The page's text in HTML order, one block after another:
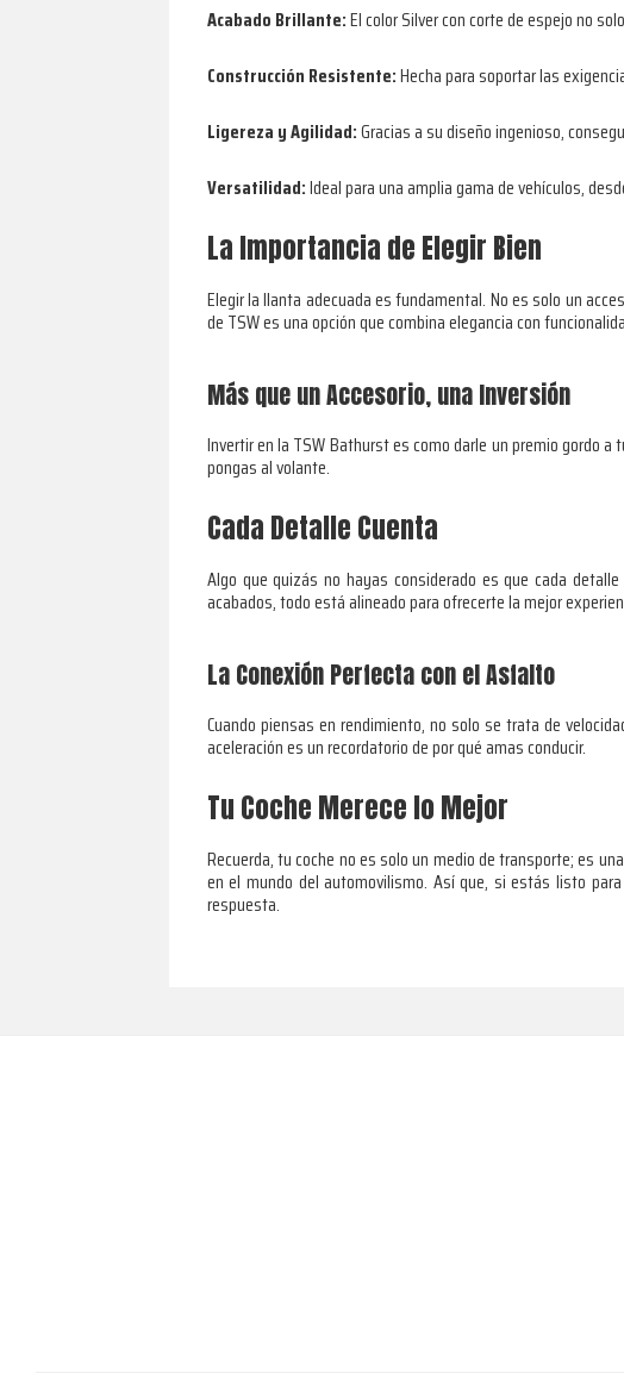
Acabado Brillante:El color Silver con corte de espejo no
Construcción Resistente:Hecha para soportar las
Ligereza y Agilidad:Gracias a su diseño ingenioso,
Versatilidad:Ideal para una amplia gama de vehículos,
La Importancia de Elegir Bien
Elegir la llanta adecuada es fundamental. No es solo un
de TSW es una opción que combina elegancia con
Más que un Accesorio, una Inversión
Invertir en la TSW Bathurst es como darle un premio gordo
pongas al volante.
Cada Detalle Cuenta
Algo que quizás no hayas considerado es que cada
acabados, todo está alineado para ofrecerte la mejor
La Conexión Perfecta con el Asfalto
Cuando piensas en rendimiento, no solo se trata de
aceleración es un recordatorio de por qué amas conducir.
Tu Coche Merece lo Mejor
Recuerda, tu coche no es solo un medio de transporte; es
en el mundo del automovilismo. Así que, si estás listo
respuesta.